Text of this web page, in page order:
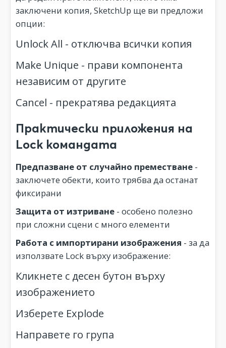
заключени копия, SketchUp ще ви предложи
опции:
Unlock All - отключва всички копия
Make Unique - прави компонента
независим от другите
Cancel - прекратява редакцията
Практически приложения на
Lock командата
Предпазване от случайно преместване -
заключете обекти, които трябва да останат
фиксирани
Защита от изтриване - особено полезно
при сложни сцени с много елементи
Работа с импортирани изображения - за да
използвате Lock върху изображение:
Кликнете с десен бутон върху
изображението
Изберете Explode
Направете го група